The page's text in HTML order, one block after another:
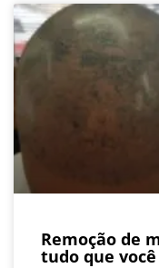
Remoção de
tudo que